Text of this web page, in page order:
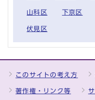
山科区 下京区
伏見区
このサイトの考え方
著作権・リンク等